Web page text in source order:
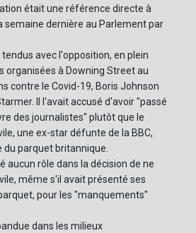
était une référence directe à
semaine dernière au Parlement par
avec l'opposition, en plein
organisées à Downing Street au
contre le Covid-19, Boris Johnson
Il l'avait accusé d'avoir "passé
des journalistes" plutôt que le
une ex-star défunte de la BBC,
du parquet britannique.
aucun rôle dans la décision de ne
même s'il avait présenté ses
pour les "manquements"
dans les milieux